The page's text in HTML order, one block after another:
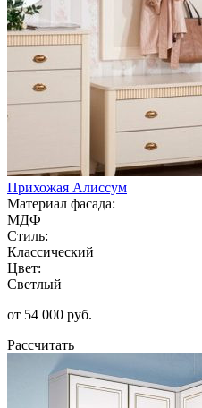
Прихожая Алиссум
Материал фасада:
МДФ
Стиль:
Классический
Цвет:
Светлый
от 54 000 руб.
Рассчитать